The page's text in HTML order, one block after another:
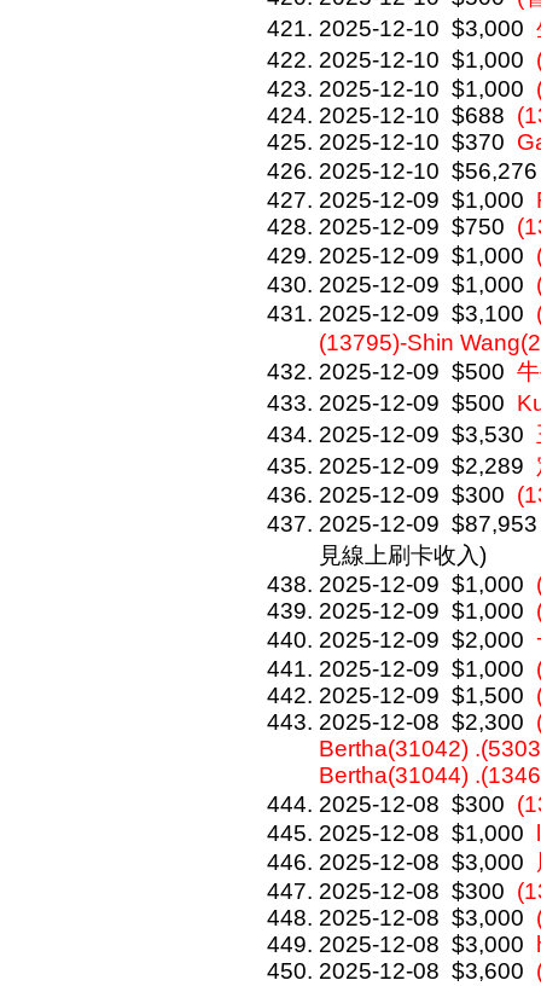
2025-12-10 $3,000
2025-12-10 $1,000
2025-12-10 $1,000
2025-12-10 $688
2025-12-10 $370
2025-12-10 $56,276
2025-12-09 $1,000
2025-12-09 $750
2025-12-09 $1,000
2025-12-09 $1,000
2025-12-09 $3,100
(13795)-Shin
2025-12-09 $500
2025-12-09 $500
2025-12-09 $3,530
2025-12-09 $2,289
2025-12-09 $300
2025-12-09 $87,953
見線上刷卡收入)
2025-12-09 $1,000
2025-12-09 $1,000
2025-12-09 $2,000
2025-12-09 $1,000
2025-12-09 $1,500
2025-12-08 $2,300
Bertha(31042)
Bertha(31044)
2025-12-08 $300
2025-12-08 $1,000
2025-12-08 $3,000
2025-12-08 $300
2025-12-08 $3,000
2025-12-08 $3,000
2025-12-08 $3,600